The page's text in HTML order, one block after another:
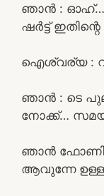
ഞാൻ :
ഷർട്ട്‌
ഐശ്വര്യ :
ഞാൻ : ടെ
നോക്ക്…
ഞാൻ
ആവുന്നേ